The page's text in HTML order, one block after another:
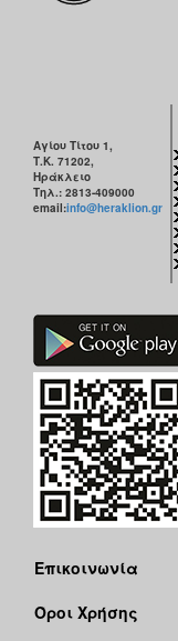
Αγίου Τίτου 1,
Τ.Κ. 71202,
Ηράκλειο
Τηλ.: 2813-409000
email:info@heraklion.gr
Επικοινωνία
Όροι Χρήσης